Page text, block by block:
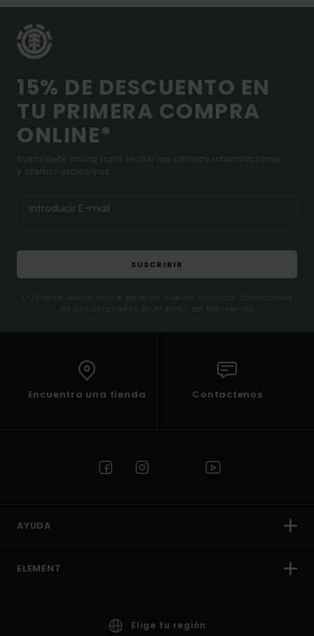
15% DE DESCUENTO EN
TU PRIMERA COMPRA
ONLINE*
Suscríbete ahora para recibir las ultimas informaciones
y ofertas exclusivas.
SUSCRIBIR
(*) Oferta valida online para los nuevos inscritos. Condiciones
de uso detalladas en el email de bienvenida
Encuentra una tienda Contactenos
AYUDA
ELEMENT
Elige tu región